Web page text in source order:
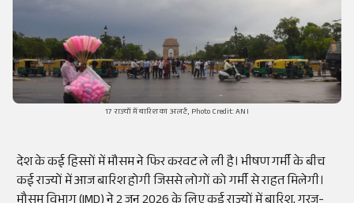
17 राज्यों में बारिश का अलर्ट, Photo Credit: ANI
देश के कई हिस्सों में मौसम ने फिर करवट ले ली है। भीषण गर्मी के बीच
कई राज्यों में आज बारिश होगी जिससे लोगों को गर्मी से राहत मिलेगी।